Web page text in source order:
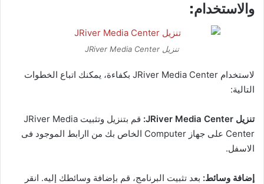
والاستخدام:
تنزيل JRiver Media Center
لاستخدام JRiver Media Center بكفاءة، يمكنك اتباع الخطوات
التالية:
تنزيل JRiver Media Center:
قم بتنزيل وتثبيت JRiver Media
Center على جهاز Computer الخاص بك من اارابط الموجود فى
الاسفل.
إضافة وسائط: بعد تثبيت البرنامج، قم بإضافة وسائطك إليه. انقر